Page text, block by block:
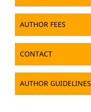
AUTHOR FEES
CONTACT
AUTHOR GUIDELINES